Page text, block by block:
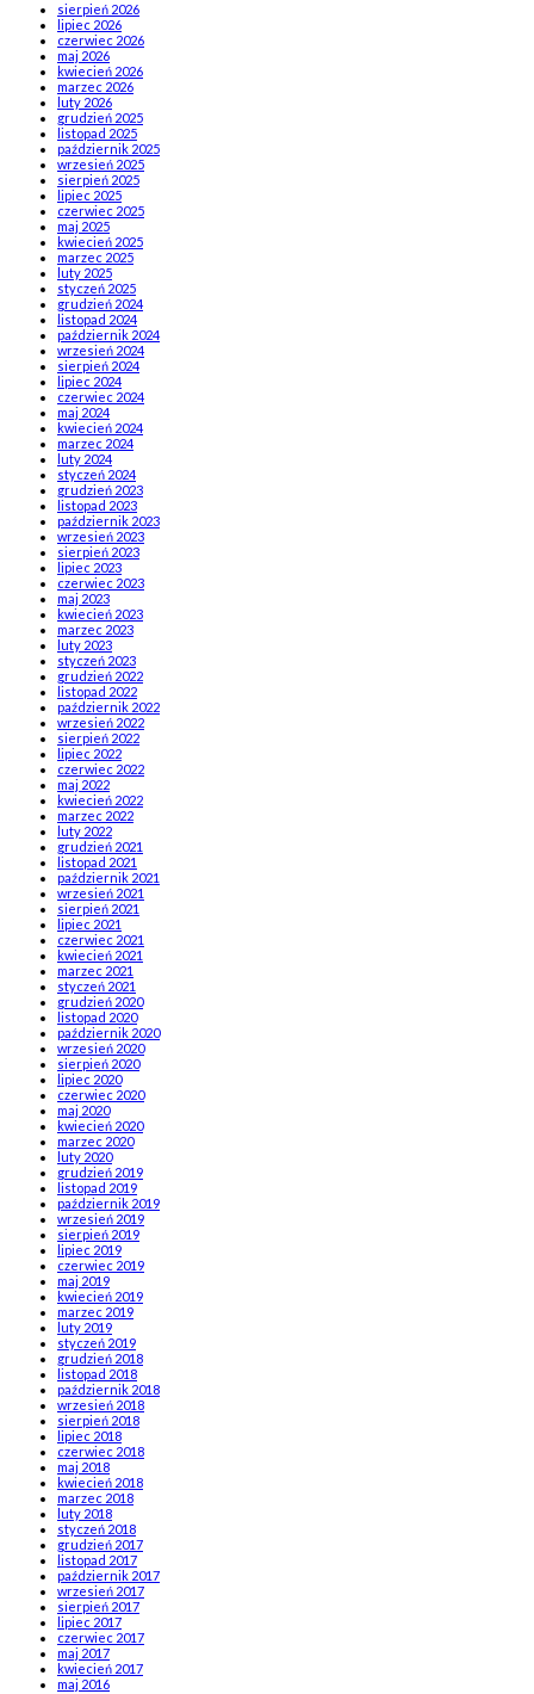
sierpień 2026
lipiec 2026
czerwiec 2026
maj 2026
kwiecień 2026
marzec 2026
luty 2026
grudzień 2025
listopad 2025
październik 2025
wrzesień 2025
sierpień 2025
lipiec 2025
czerwiec 2025
maj 2025
kwiecień 2025
marzec 2025
luty 2025
styczeń 2025
grudzień 2024
listopad 2024
październik 2024
wrzesień 2024
sierpień 2024
lipiec 2024
czerwiec 2024
maj 2024
kwiecień 2024
marzec 2024
luty 2024
styczeń 2024
grudzień 2023
listopad 2023
październik 2023
wrzesień 2023
sierpień 2023
lipiec 2023
czerwiec 2023
maj 2023
kwiecień 2023
marzec 2023
luty 2023
styczeń 2023
grudzień 2022
listopad 2022
październik 2022
wrzesień 2022
sierpień 2022
lipiec 2022
czerwiec 2022
maj 2022
kwiecień 2022
marzec 2022
luty 2022
grudzień 2021
listopad 2021
październik 2021
wrzesień 2021
sierpień 2021
lipiec 2021
czerwiec 2021
kwiecień 2021
marzec 2021
styczeń 2021
grudzień 2020
listopad 2020
październik 2020
wrzesień 2020
sierpień 2020
lipiec 2020
czerwiec 2020
maj 2020
kwiecień 2020
marzec 2020
luty 2020
grudzień 2019
listopad 2019
październik 2019
wrzesień 2019
sierpień 2019
lipiec 2019
czerwiec 2019
maj 2019
kwiecień 2019
marzec 2019
luty 2019
styczeń 2019
grudzień 2018
listopad 2018
październik 2018
wrzesień 2018
sierpień 2018
lipiec 2018
czerwiec 2018
maj 2018
kwiecień 2018
marzec 2018
luty 2018
styczeń 2018
grudzień 2017
listopad 2017
październik 2017
wrzesień 2017
sierpień 2017
lipiec 2017
czerwiec 2017
maj 2017
kwiecień 2017
maj 2016